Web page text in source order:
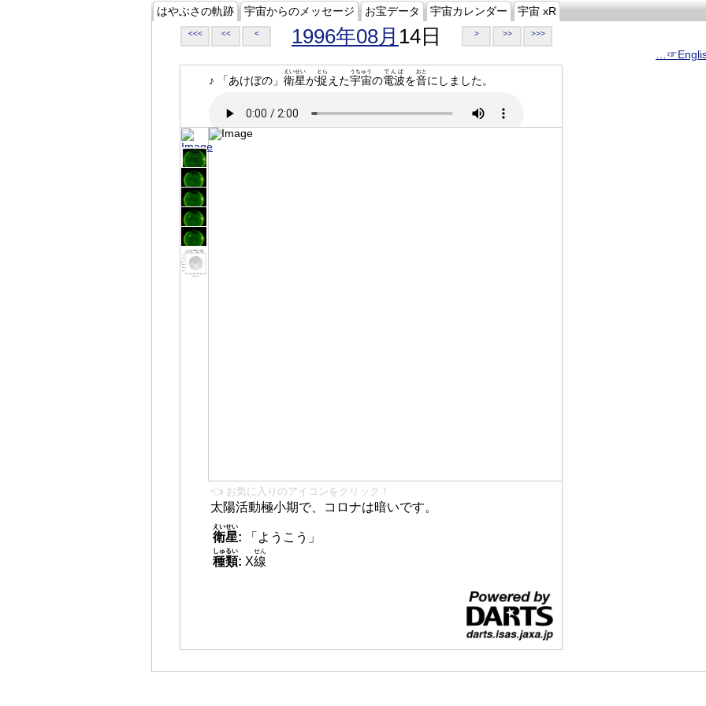
はやぶさの軌跡 宇宙からのメッセージ お宝データ 宇宙カレンダー 宇宙 xR
<<< << < 1996年08月 14日 > >> >>>
♪ 「あけぼの」 衛星
えいせい
が捉
とら
えた宇宙
うちゅう
の電波
でんぱ
を音
おと
にしました。
👈 お気に入りのアイコンをクリック！
太陽活動極小期で、コロナは暗いです。
衛星
えいせい
:
「ようこう」
種類
しゅるい
: X線
せん